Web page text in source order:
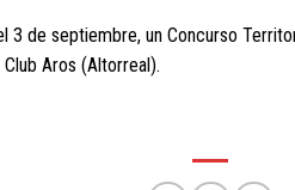
3 de septiembre, un Concurso
Aros (Altorreal).